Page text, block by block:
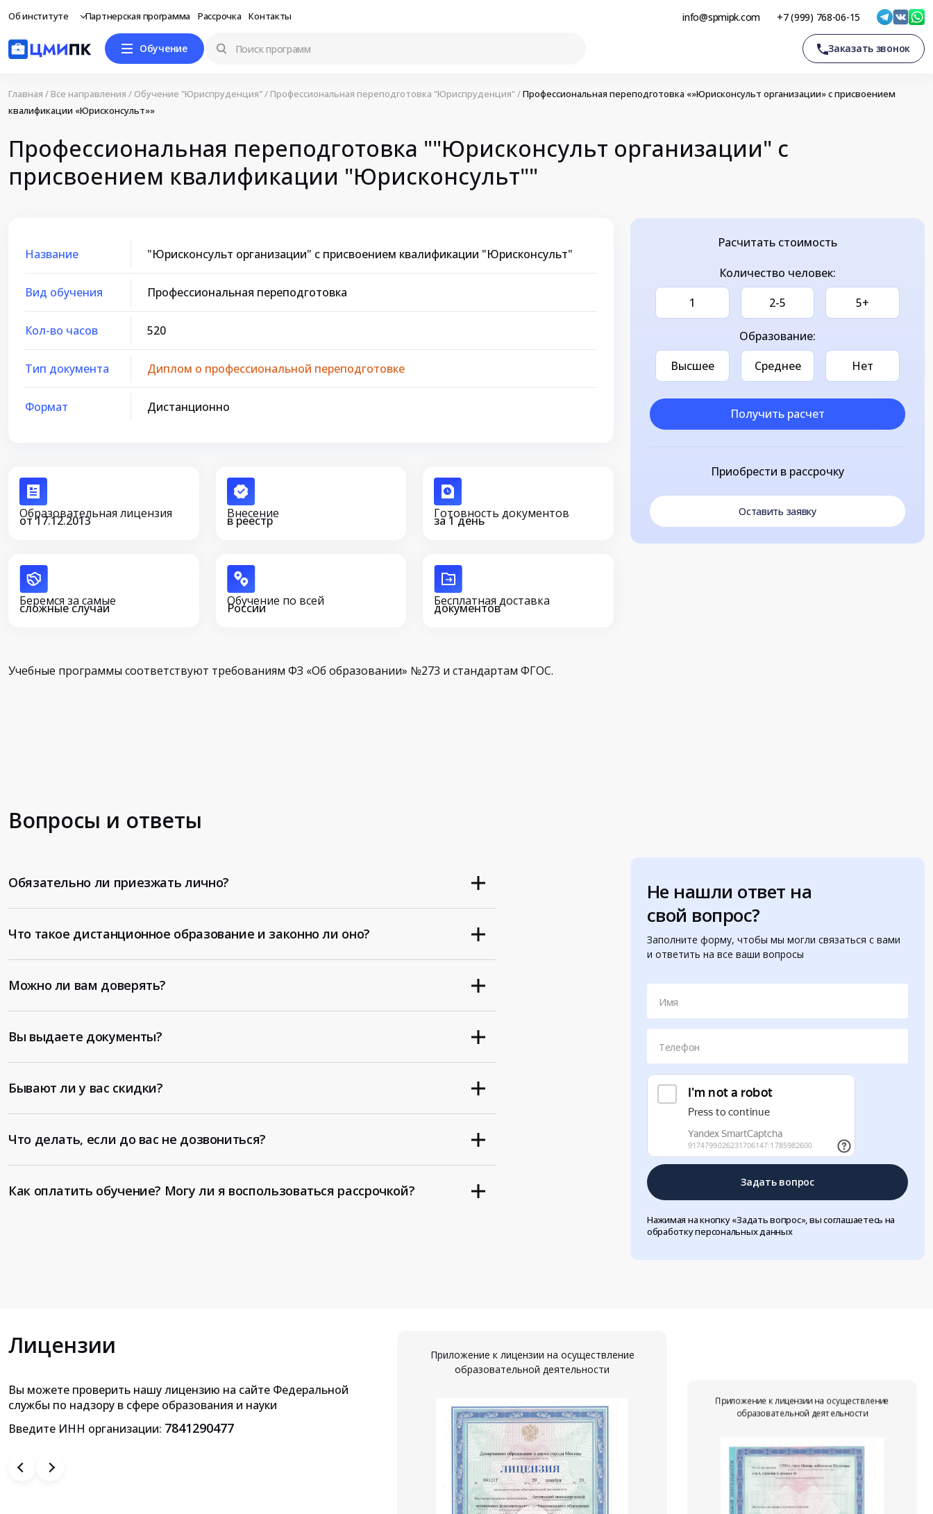
Об институте Партнерская программа Рассрочка Контакты info@spmipk.com +7 (999) 768-06-15
Обучение Заказать звонок
Главная / Все направления / Обучение "Юриспруденция"/ Профессиональная переподготовка "Юриспруденция"/Профессиональная переподготовка «»Юрисконсульт организации» с присвоением
квалификации «Юрисконсульт»»
Профессиональная переподготовка ""Юрисконсульт организации" с
присвоением квалификации "Юрисконсульт""
Название "Юрисконсульт организации" с присвоением квалификации "Юрисконсульт"
Вид обучения Профессиональная переподготовка
Кол-во часов 520
Тип документа Диплом о профессиональной переподготовке
Формат Дистанционно
Образовательная лицензия
от 17.12.2013 Внесение
в реестр Готовность документов
за 1 день
Беремся за самые
сложные случаи Обучение по всей
России Бесплатная доставка
документов
Учебные программы соответствуют требованиям ФЗ «Об образовании» №273 и стандартам ФГОС.
Расчитать стоимость
Количество человек:
1
2-5 5+
Образование:
Высшее
Среднее Нет
Получить расчет
Приобрести в рассрочку
Оставить заявку
Вопросы и ответы
Не нашли ответ на
свой вопрос?
Заполните форму, чтобы мы могли связаться с вами
и ответить на все ваши вопросы
Имя
Телефон
Задать вопрос
Нажимая на кнопку «Задать вопрос», вы соглашаетесь на
обработку персональных данных
Обязательно ли приезжать лично?
Что такое дистанционное образование и законно ли оно?
Можно ли вам доверять?
Вы выдаете документы?
Бывают ли у вас скидки?
Что делать, если до вас не дозвониться?
Как оплатить обучение? Могу ли я воспользоваться рассрочкой?
Лицензии
Вы можете проверить нашу лицензию на сайте Федеральной
службы по надзору в сфере образования и науки
Введите ИНН организации: 7841290477
Приложение к лицензии на осуществление
образовательной деятельности
Приложение к лицензии на осуществление
образовательной деятельности
Приложение к лицензии на осуществление
образовательной деятельности